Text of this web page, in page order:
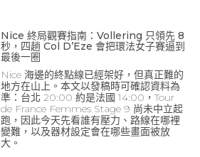
Nice 終局觀賽指南：Vollering 只領先 8
秒，四趟 Col D’Eze 會把環法女子賽逼到
最後一圈
Nice 海邊的終點線已經架好，但真正難的
地方在山上。本文以發稿時可確認資料為
準：台北 20:00 約是法國 14:00，Tour
de France Femmes Stage 9 尚未中立起
跑，因此今天先看誰有壓力、路線在哪裡
變難，以及器材設定會在哪些畫面被放
大。